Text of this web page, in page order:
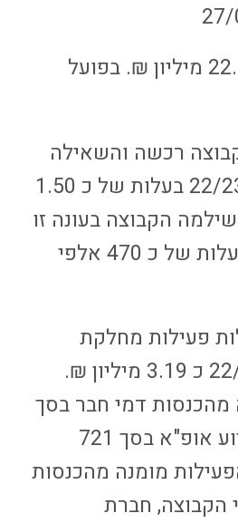
היקף התקציב: 22.5 מיליון ₪. בפועל
רכשה והשאילה
שחקנים בעונת 22/23 בעלות של כ 1.50
הקבוצה בעונה זו
עמלות סוכנים בעלות של כ 470 אלפי
פעילות מחלקת
הנוער בעונת 22/23 כ 3.19 מיליון ₪.
מהכנסות דמי חבר בסך
928 אלפי ₪ וסיוע אופ"א בסך 721
מומנה מהכנסות
הקבוצה, חברת